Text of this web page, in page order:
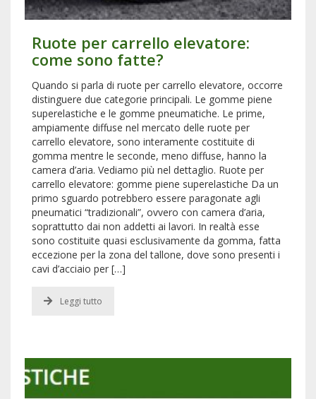
Ruote per carrello elevatore:
come sono fatte?
Quando si parla di ruote per carrello elevatore, occorre
distinguere due categorie principali. Le gomme piene
superelastiche e le gomme pneumatiche. Le prime,
ampiamente diffuse nel mercato delle ruote per
carrello elevatore, sono interamente costituite di
gomma mentre le seconde, meno diffuse, hanno la
camera d’aria. Vediamo più nel dettaglio. Ruote per
carrello elevatore: gomme piene superelastiche Da un
primo sguardo potrebbero essere paragonate agli
pneumatici “tradizionali”, ovvero con camera d’aria,
soprattutto dai non addetti ai lavori. In realtà esse
sono costituite quasi esclusivamente da gomma, fatta
eccezione per la zona del tallone, dove sono presenti i
cavi d’acciaio per […]
Leggi tutto